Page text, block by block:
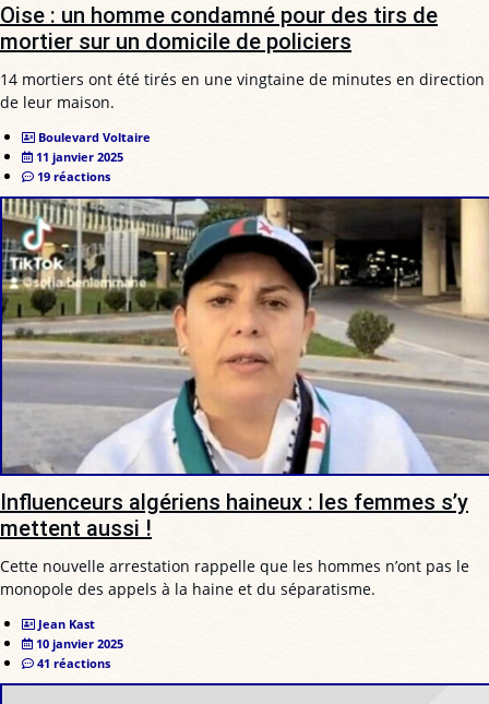
Oise : un homme condamné pour des tirs de
mortier sur un domicile de policiers
14 mortiers ont été tirés en une vingtaine de minutes en direction
de leur maison.
Boulevard Voltaire
11 janvier 2025
19 réactions
Influenceurs algériens haineux : les femmes s’y
mettent aussi !
Cette nouvelle arrestation rappelle que les hommes n’ont pas le
monopole des appels à la haine et du séparatisme.
Jean Kast
10 janvier 2025
41 réactions